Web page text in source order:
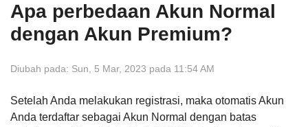
Apa perbedaan Akun Normal
dengan Akun Premium?
Diubah pada: Sun, 5 Mar, 2023 pada 11:54 AM
Setelah Anda melakukan registrasi, maka otomatis Akun
Anda terdaftar sebagai Akun Normal dengan batas